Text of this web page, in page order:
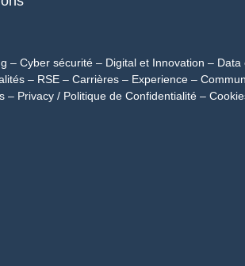
– Cyber sécurité– Digital et Innovation – Data
– RSE– Carrières– Experience–
– Privacy / Politique de Confidentialité–